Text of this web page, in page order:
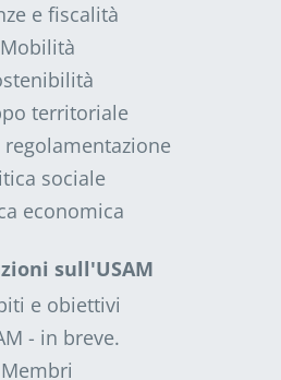
e fiscalità
Mobilità
territoriale
regolamentazione
sociale
economica
sull'USAM
e obiettivi
- in breve.
Membri